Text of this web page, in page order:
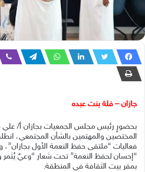
جازان – فلة بنت عبده
بحضورٍ رئيس مجلس الجمعيات بجازان أ/
المختصين والمهتمين بالشأن المجتمعي،
فعاليات “ملتقى حفظ النعمة الأول
“إحسان لحفظ النعمة” تحت شعار “وعيٌ
بمقر بيت الثقافة في المنطقة.